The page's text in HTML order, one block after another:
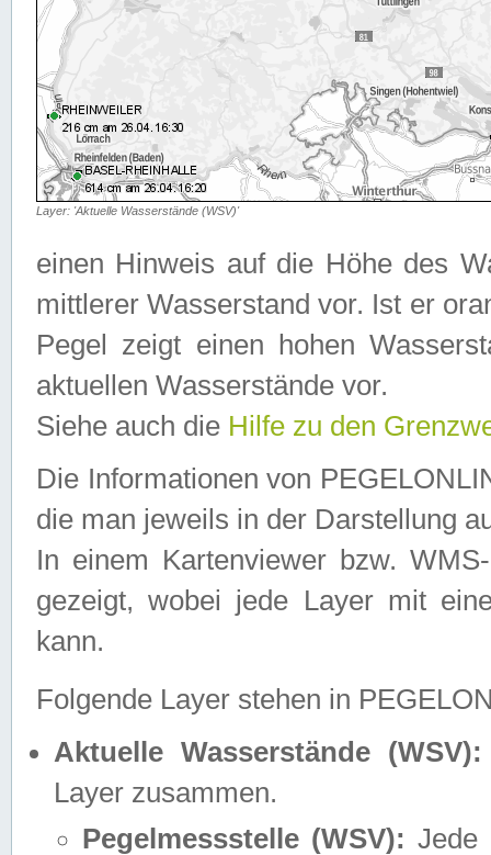
Layer: 'Aktuelle Wasserstände (WSV)'
einen Hinweis auf die Höhe des
mittlerer Wasserstand vor. Ist er
Pegel zeigt einen hohen
aktuellen Wasserstände vor.
Siehe auch die Hilfe zu den
Die Informationen von
die man jeweils in der Darstellung
In einem Kartenviewer bzw.
gezeigt, wobei jede Layer mit
kann.
Folgende Layer stehen in
Aktuelle Wasserstände (WSV):
Layer zusammen.
Pegelmessstelle (WSV): Jede